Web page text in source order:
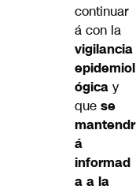
continuar
á con la
vigilancia
epidemiol
ógica y
que se
mantendr
á
informad
a a la